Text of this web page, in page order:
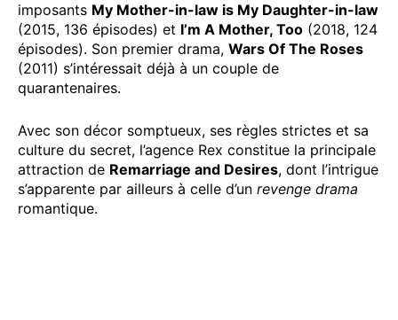
imposants My Mother-in-law is My Daughter-in-law
(2015, 136 épisodes) et I’m A Mother, Too (2018, 124
épisodes). Son premier drama, Wars Of The Roses
(2011) s’intéressait déjà à un couple de
quarantenaires.
Avec son décor somptueux, ses règles strictes et sa
culture du secret, l’agence Rex constitue la principale
attraction de Remarriage and Desires, dont l’intrigue
s’apparente par ailleurs à celle d’un revenge drama
romantique.